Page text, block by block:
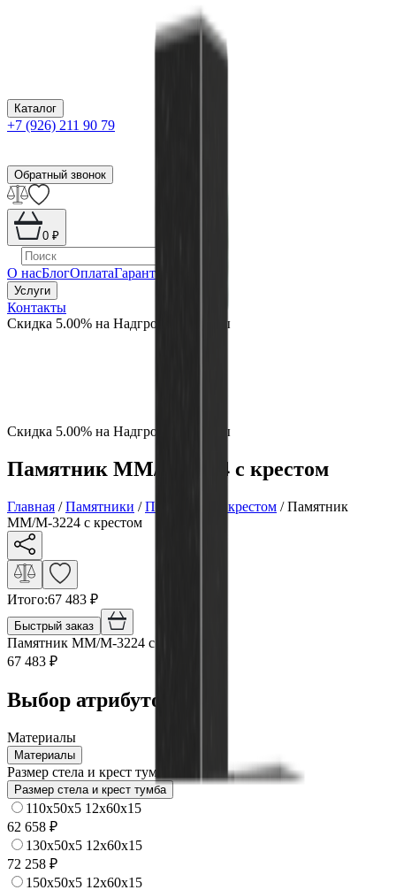
Каталог
+7 (926) 211 90 79
Обратный звонок
0 ₽
О насБлогОплатаГарантия
Услуги
Контакты
Скидка 5.00% на Надгробные плиты
Скидка 5.00% на Надгробные плиты
Памятник ММ/M-3224 с крестом
Главная /Памятники /По форме С крестом /Памятник
ММ/M-3224 с крестом
Итого:67 483 ₽
Быстрый заказ
Памятник ММ/M-3224 с крестом
67 483 ₽
Выбор атрибутов
Материалы
Материалы
Размер стела и крест тумба
Размер стела и крест тумба
110x50x5 12x60x15
62 658 ₽
130x50x5 12x60x15
72 258 ₽
150x50x5 12x60x15